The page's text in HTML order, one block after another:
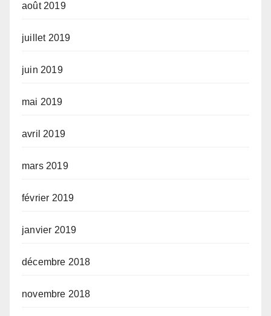
août 2019
juillet 2019
juin 2019
mai 2019
avril 2019
mars 2019
février 2019
janvier 2019
décembre 2018
novembre 2018